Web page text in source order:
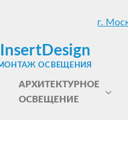
г.
ОСВЕЩЕНИЯ
АРХИТЕКТУРНОЕ
ОСВЕЩЕНИЕ